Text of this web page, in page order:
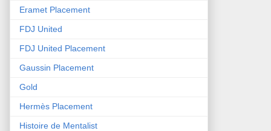
Eramet Placement
FDJ United
FDJ United Placement
Gaussin Placement
Gold
Hermès Placement
Histoire de Mentalist